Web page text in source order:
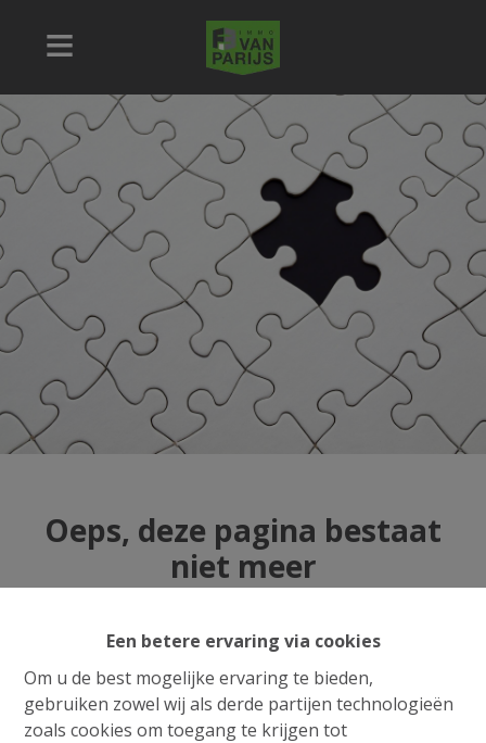
Een betere ervaring via cookies
Om u de best mogelijke ervaring te bieden,
gebruiken zowel wij als derde partijen technologieën
zoals cookies om toegang te krijgen tot
Oeps, deze pagina bestaat
niet meer
Te koop Te huur